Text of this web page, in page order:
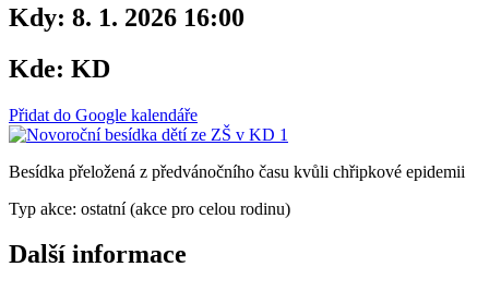
Kdy: 8. 1. 2026 16:00
Kde: KD
Přidat do Google kalendáře
Besídka přeložená z předvánočního času kvůli chřipkové epidemii
Typ akce: ostatní (akce pro celou rodinu)
Další informace